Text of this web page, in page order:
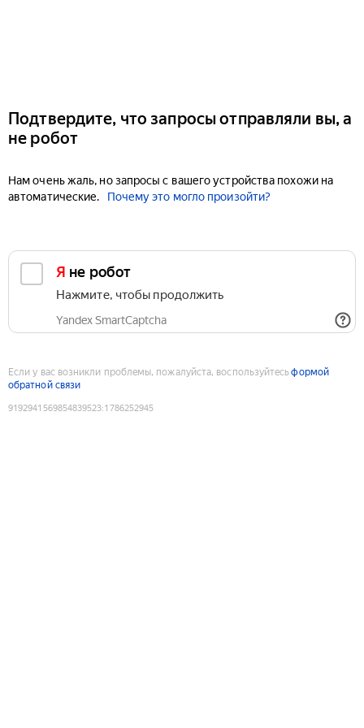
Подтвердите, что запросы отправляли вы, а
не робот
Нам очень жаль, но запросы с вашего устройства похожи на
автоматические.
Почему это могло произойти?
Я не робот
Нажмите, чтобы продолжить
Yandex SmartCaptcha
Если у вас возникли проблемы, пожалуйста, воспользуйтесьформой
обратной связи
9192941569854839523:1786252945